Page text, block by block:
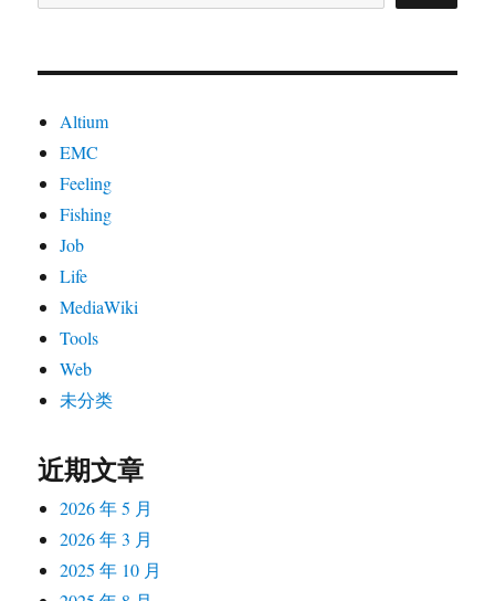
务
换
Altium
EMC
Feeling
Fishing
Job
Life
MediaWiki
Tools
Web
未分类
近期文章
2026 年 5 月
2026 年 3 月
2025 年 10 月